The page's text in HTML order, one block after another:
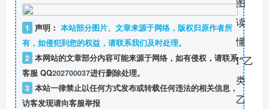
1 声明： 本站部分图片、文章来源于网络，版权归原作者所
有，如侵犯到您的权益，请联系我们及时处理。
2 本网站的文章部分内容可能来源于网络，如有侵权，请联系
客服 QQ202700037进行删除处理。
3 本站一律禁止以任何方式发布或转载任何违法的相关信息，
访客发现请向客服举报